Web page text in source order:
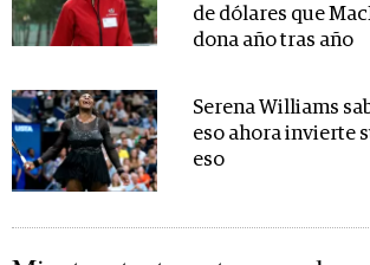
de dólares que
dona año tras año
Serena Williams
eso ahora invierte
eso